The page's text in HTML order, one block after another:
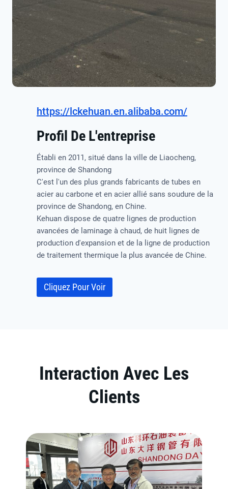
https://lckehuan.en.alibaba.com/
Profil De L'entreprise
Établi en 2011, situé dans la ville de Liaocheng,
province de Shandong
C'est l'un des plus grands fabricants de tubes en
acier au carbone et en acier allié sans soudure de la
province de Shandong, en Chine.
Kehuan dispose de quatre lignes de production
avancées de laminage à chaud, de huit lignes de
production d'expansion et de la ligne de production
de traitement thermique la plus avancée de Chine.
Cliquez Pour Voir
Interaction Avec Les
Clients